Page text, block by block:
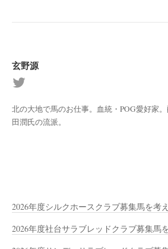
玄野源
北の大地で馬のお仕事。血統・POG愛好家
田潤氏の流派。
2026年度シルクホースクラブ募集馬を考
2026年度社台サラブレッドクラブ募集馬